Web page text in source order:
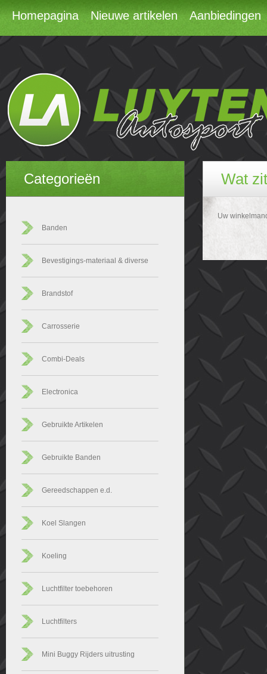
Homepagina Nieuwe artikelen Aanbiedingen
Categorieën
Banden
Bevestigings-materiaal & diverse
Brandstof
Carrosserie
Combi-Deals
Electronica
Gebruikte Artikelen
Gebruikte Banden
Gereedschappen e.d.
Koel Slangen
Koeling
Luchtfilter toebehoren
Luchtfilters
Mini Buggy Rijders uitrusting
Wat
Uw